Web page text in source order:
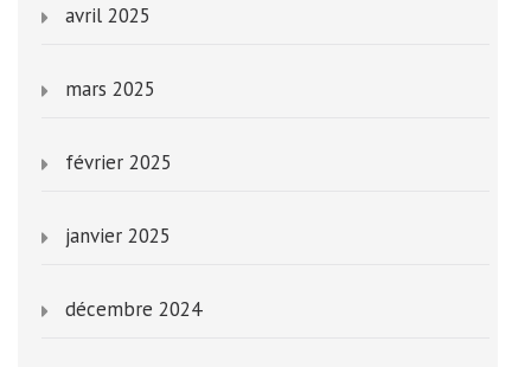
avril 2025
mars 2025
février 2025
janvier 2025
décembre 2024